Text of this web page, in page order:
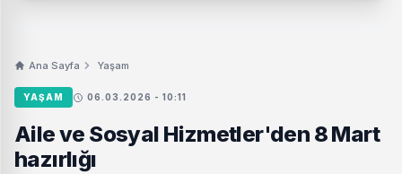
Ana Sayfa Yaşam
YAŞAM 06.03.2026 - 10:11
Aile ve Sosyal Hizmetler'den 8 Mart
hazırlığı